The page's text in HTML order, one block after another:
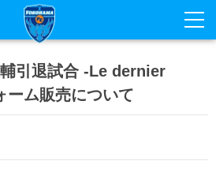
引退試合 -Le dernier
ム販売について